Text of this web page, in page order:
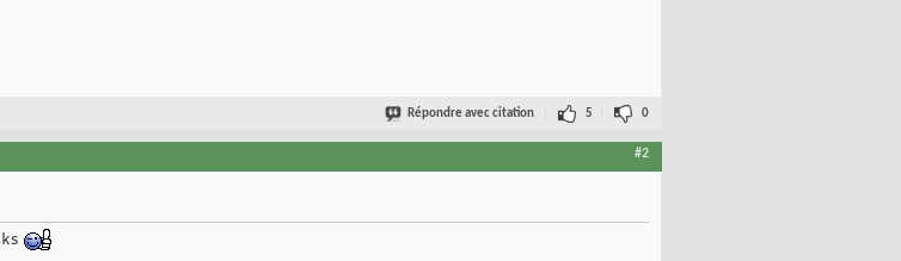
Répondre avec citation 5 0
#2